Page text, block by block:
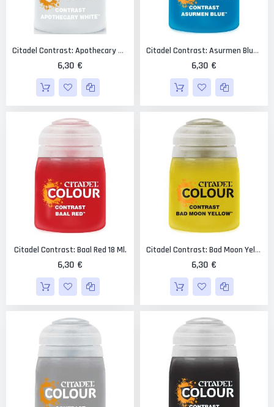
Citadel Contrast: Apothecary White 18 Ml.
6,30 €
Citadel Contrast: Asurmen Blue 18 Ml.
6,30 €
Citadel Contrast: Baal Red 18 Ml.
6,30 €
Citadel Contrast: Bad Moon Yellow 18 Ml.
6,30 €